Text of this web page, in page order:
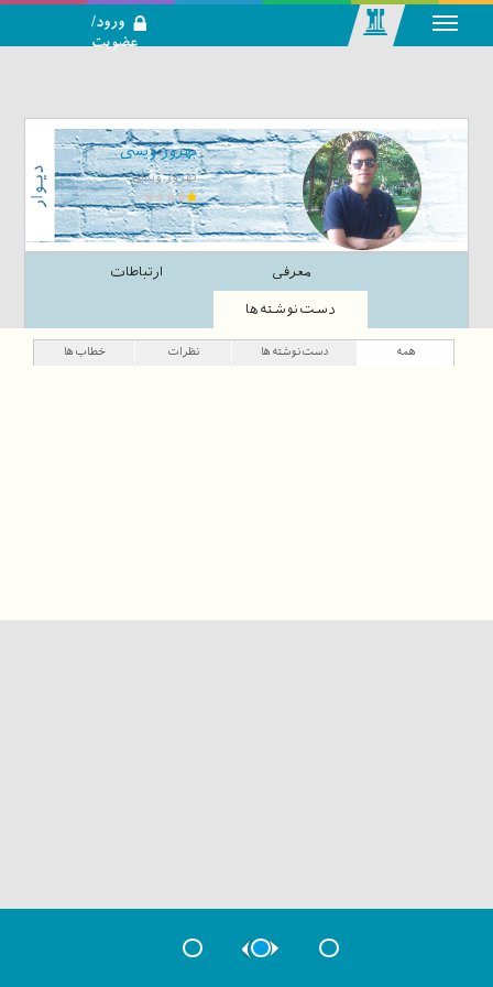
تحلیلی بازار
سرمایه
ورود/
عضویت
بهروز ویسی
بهروز ویسی
معرفی ارتباطات
دست‌نوشته‌ها
همه دست‌نوشته‌ها نظرات خطاب‌ها